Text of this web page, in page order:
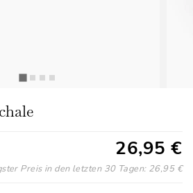
26,95 €
Preis in den letzten 30 Tagen: 26,95 €